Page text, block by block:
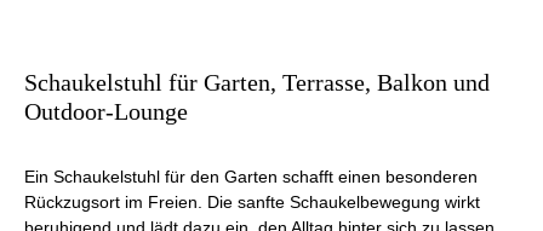
Schaukelstuhl für Garten, Terrasse, Balkon und
Outdoor-Lounge
Ein Schaukelstuhl für den Garten schafft einen besonderen
Rückzugsort im Freien. Die sanfte Schaukelbewegung wirkt